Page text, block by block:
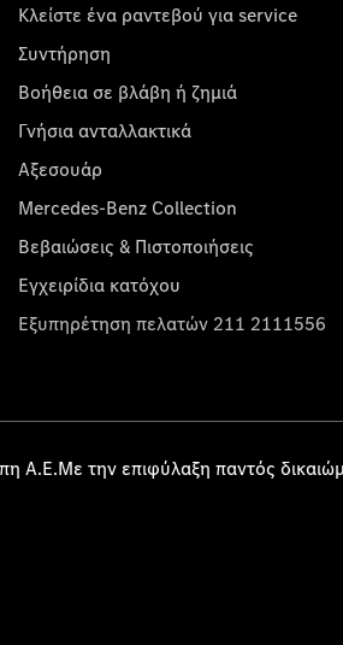
Κλείστε ένα ραντεβού για service
Συντήρηση
Βοήθεια σε βλάβη ή ζημιά
Γνήσια ανταλλακτικά
Αξεσουάρ
Mercedes-Benz Collection
Βεβαιώσεις & Πιστοποιήσεις
Εγχειρίδια κατόχου
Εξυπηρέτηση πελατών 211 2111556
την επιφύλαξη παντός